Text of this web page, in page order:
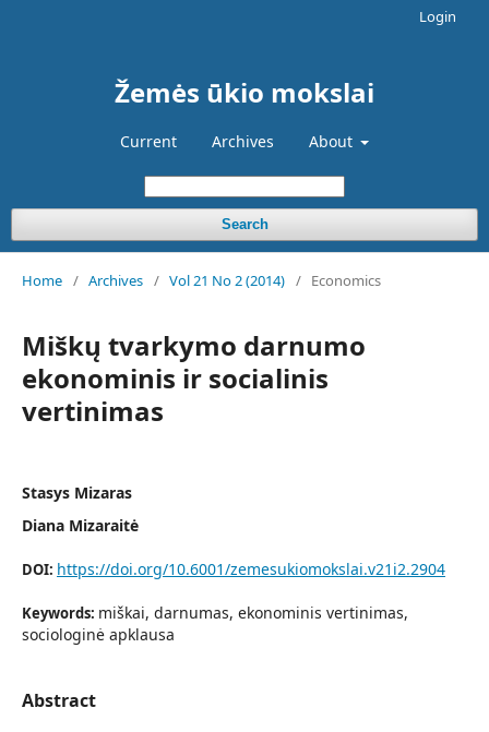
Žemės ūkio mokslai
Current Archives About
Search
Login
Home / Archives / Vol 21 No 2 (2014) / Economics
Miškų tvarkymo darnumo
ekonominis ir socialinis
vertinimas
Stasys Mizaras
Diana Mizaraitė
DOI: https://doi.org/10.6001/zemesukiomokslai.v21i2.2904
Keywords: miškai, darnumas, ekonominis vertinimas,
sociologinė apklausa
Abstract